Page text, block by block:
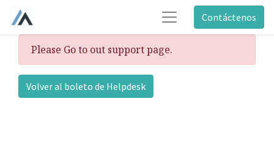
Contáctenos
Please Go to out support page.
Volver al boleto de Helpdesk